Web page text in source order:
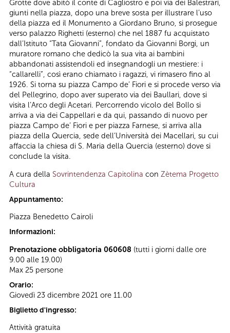
Grotte dove abitò il conte di Cagliostro e poi via dei Balestrari,
giunti nella piazza, dopo una breve sosta per illustrare l’uso
della piazza ed il Monumento a Giordano Bruno, si prosegue
verso palazzo Righetti (esterno) che nel 1887 fu acquistato
dall’Istituto “Tata Giovanni”, fondato da Giovanni Borgi, un
muratore romano che dedicò la sua vita ai bambini
abbandonati assistendoli ed insegnandogli un mestiere: i
“callarelli”, così erano chiamato i ragazzi, vi rimasero fino al
1926. Si torna su piazza Campo de’ Fiori e si procede verso via
del Pellegrino, dopo aver superato via dei Baullari, dove si
visita l’Arco degli Acetari. Percorrendo vicolo del Bollo si
arriva a via dei Cappellari e da qui, passando di nuovo per
piazza Campo de’ Fiori e per piazza Farnese, si arriva alla
piazza della Quercia, sede dell’Università dei Macellari, su cui
affaccia la chiesa di S. Maria della Quercia (esterno) dove si
conclude la visita.
A cura della Sovrintendenza Capitolina con Zètema Progetto
Cultura
Appuntamento:
Piazza Benedetto Cairoli
Informazioni:
Prenotazione obbligatoria 060608 (tutti i giorni dalle ore
9.00 alle 19.00)
Max 25 persone
Orario:
Giovedì 23 dicembre 2021 ore 11.00
Biglietto d'ingresso:
Attività gratuita